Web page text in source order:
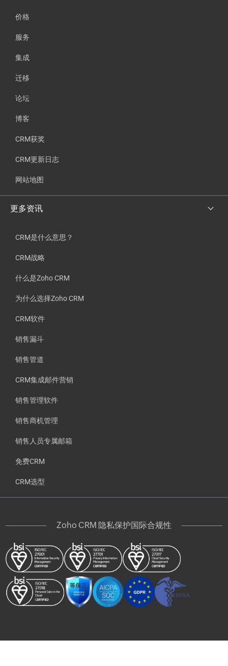
价格
服务
集成
迁移
论坛
博客
CRM获奖
CRM更新日志
网站地图
更多资讯
CRM是什么意思？
CRM战略
什么是Zoho CRM
为什么选择Zoho CRM
CRM软件
销售漏斗
销售管道
CRM集成邮件营销
销售管理软件
销售商机管理
销售人员专属邮箱
免费CRM
CRM选型
Zoho CRM 隐私保护国际合规性